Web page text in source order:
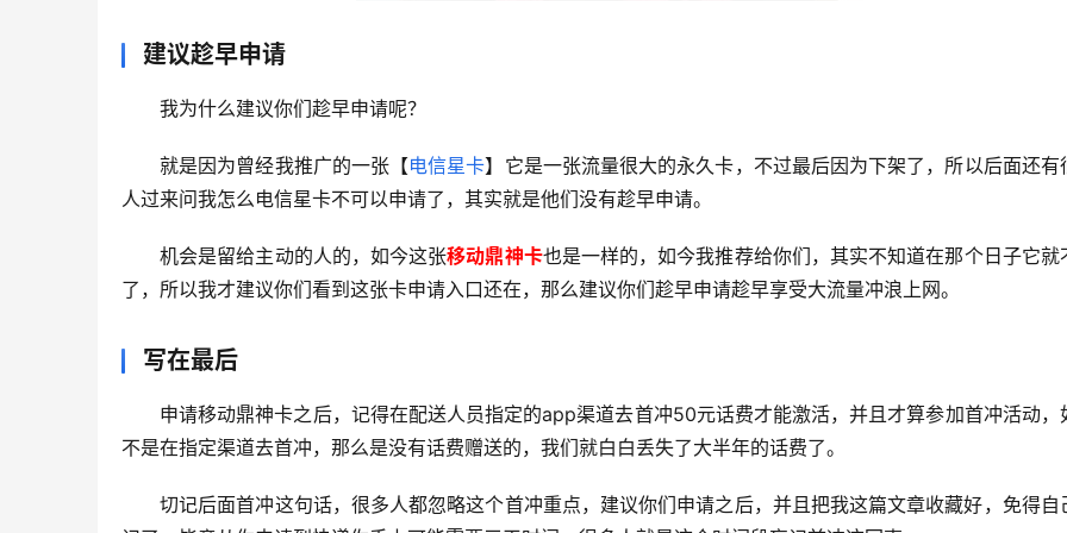
建议趁早申请
我为什么建议你们趁早申请呢？
就是因为曾经我推广的一张【电信星卡】它是一张流量很大的永久卡，不过最后因为下架了，所以后面还有
人过来问我怎么电信星卡不可以申请了，其实就是他们没有趁早申请。
机会是留给主动的人的，如今这张移动鼎神卡也是一样的，如今我推荐给你们，其实不知道在那个日子它就
了，所以我才建议你们看到这张卡申请入口还在，那么建议你们趁早申请趁早享受大流量冲浪上网。
写在最后
申请移动鼎神卡之后，记得在配送人员指定的app渠道去首冲50元话费才能激活，并且才算参加首冲活动，
不是在指定渠道去首冲，那么是没有话费赠送的，我们就白白丢失了大半年的话费了。
切记后面首冲这句话，很多人都忽略这个首冲重点，建议你们申请之后，并且把我这篇文章收藏好，免得自